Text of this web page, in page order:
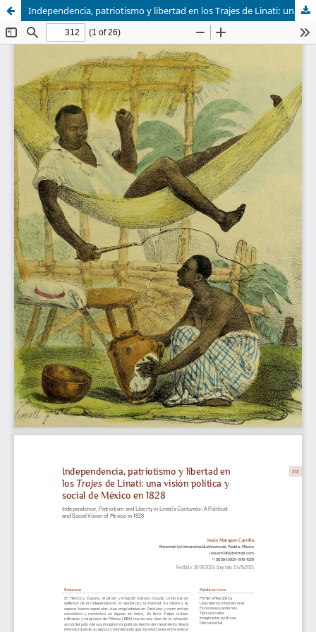
Independencia, patriotismo y libertad en los Trajes de Linati: una visión política y social de México en 1828.